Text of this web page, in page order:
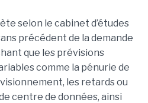
selon le cabinet d’études
précédent de la demande
que les prévisions
comme la pénurie de
les retards ou
centre de données, ainsi